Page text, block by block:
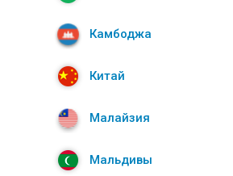
Камбоджа
Китай
Малайзия
Мальдивы